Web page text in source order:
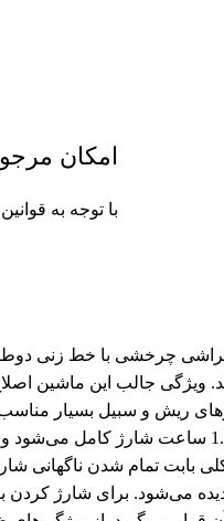
امکان
با توجه به
پرومکس مدل 9900 ریش‌تراشی
ویژگی جالب این
بابت تمام شدن ناگهانی
می‌شود. برای شارژ کردن